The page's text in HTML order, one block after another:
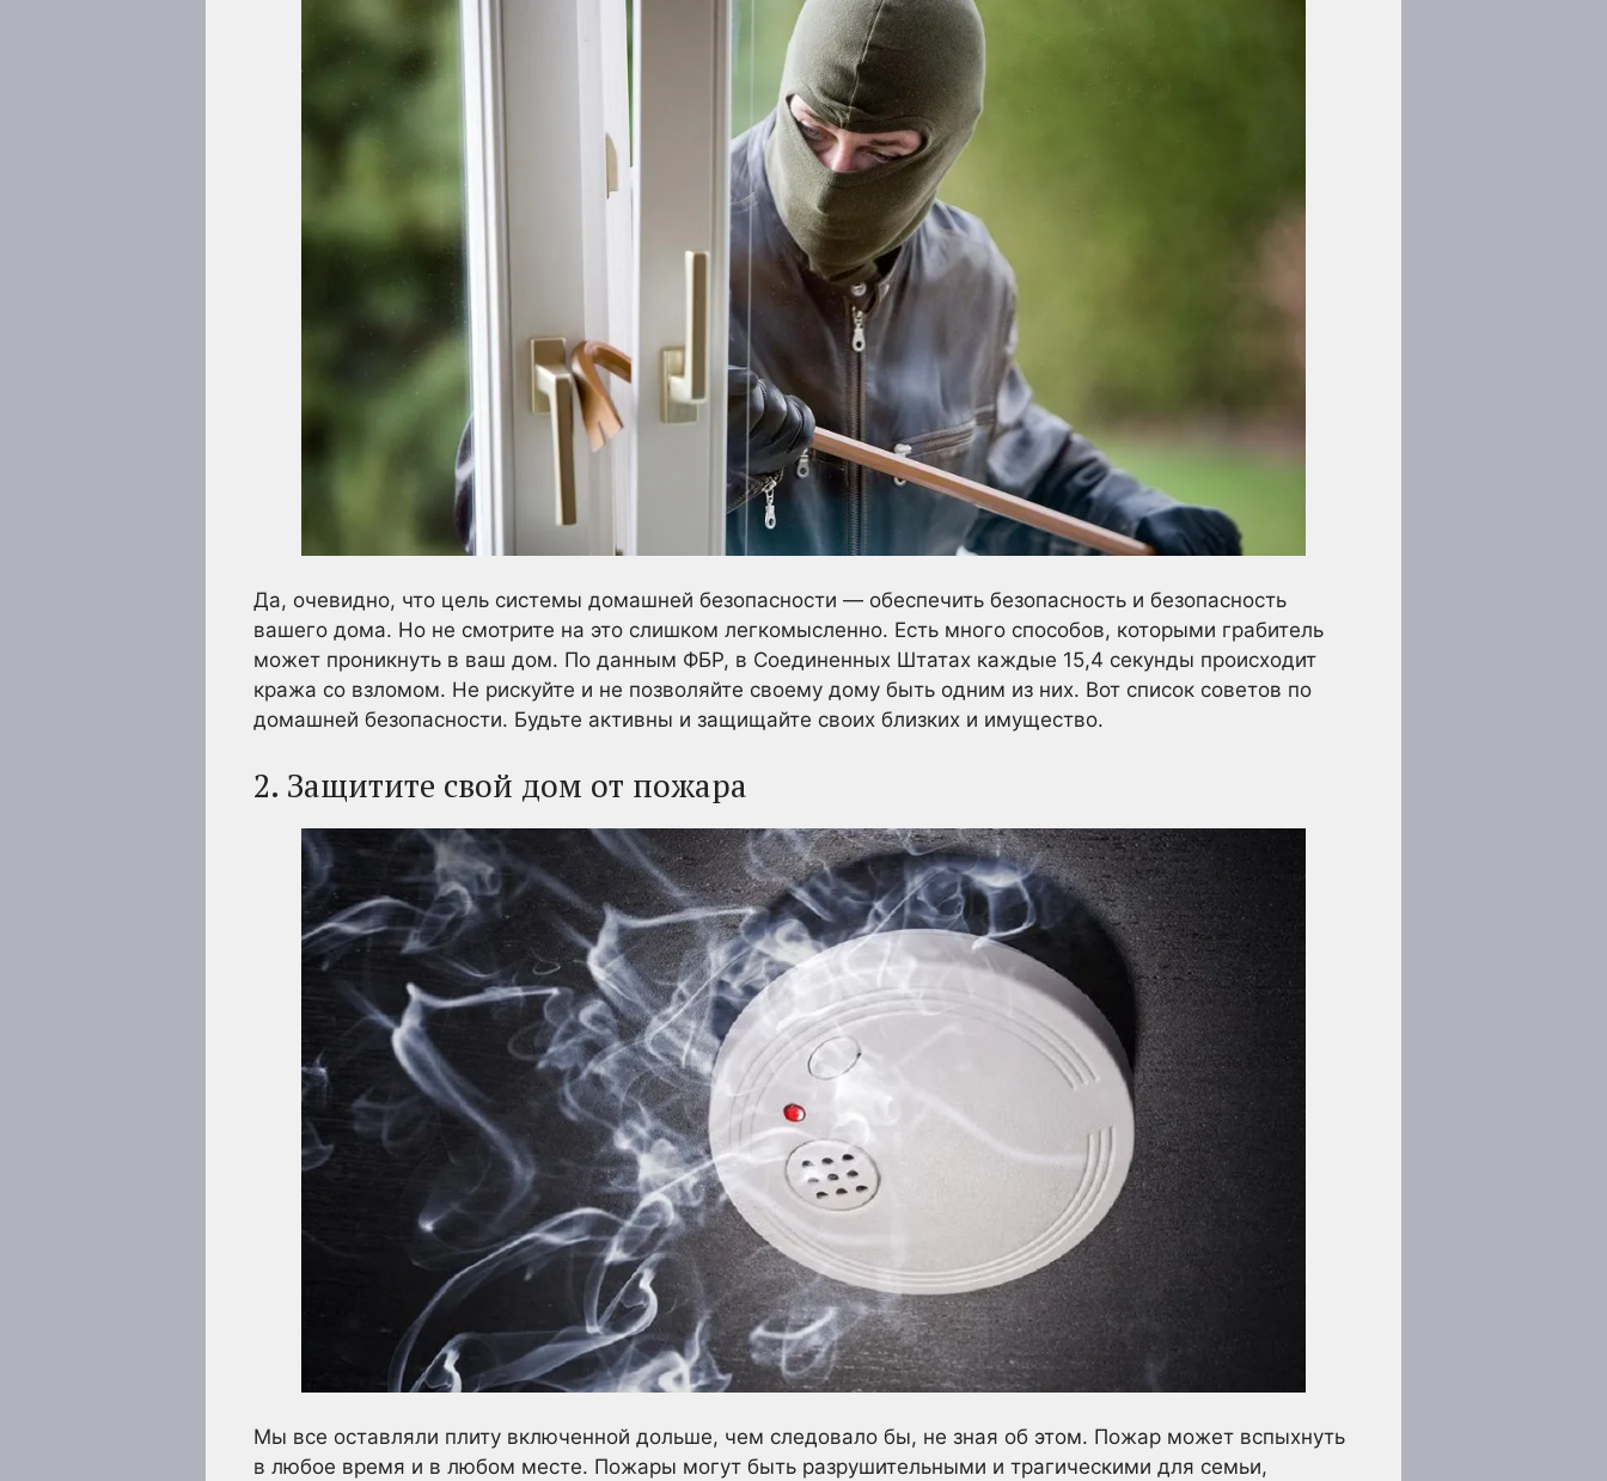
Да, очевидно, что цель системы домашней безопасности — обеспечить безопасность и безопасность
вашего дома. Но не смотрите на это слишком легкомысленно. Есть много способов, которыми грабитель
может проникнуть в ваш дом. По данным ФБР, в Соединенных Штатах каждые 15,4 секунды происходит
кража со взломом. Не рискуйте и не позволяйте своему дому быть одним из них. Вот список советов по
домашней безопасности. Будьте активны и защищайте своих близких и имущество.
2. Защитите свой дом от пожара
Мы все оставляли плиту включенной дольше, чем следовало бы, не зная об этом. Пожар может вспыхнуть
в любое время и в любом месте. Пожары могут быть разрушительными и трагическими для семьи,